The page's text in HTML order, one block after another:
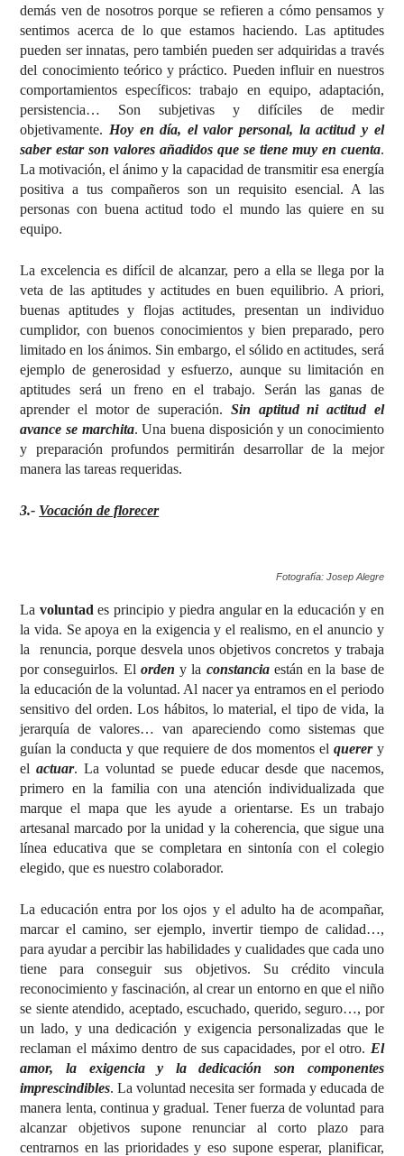
demás ven de nosotros porque se refieren a cómo pensamos y
sentimos acerca de lo que estamos haciendo. Las aptitudes
pueden ser innatas, pero también pueden ser adquiridas a través
del conocimiento teórico y práctico. Pueden influir en nuestros
comportamientos específicos: trabajo en equipo, adaptación,
persistencia… Son subjetivas y difíciles de medir
objetivamente. Hoy en día, el valor personal, la actitud y el
saber estar son valores añadidos que se tiene muy en cuenta.
La motivación, el ánimo y la capacidad de transmitir esa energía
positiva a tus compañeros son un requisito esencial. A las
personas con buena actitud todo el mundo las quiere en su
equipo.
La excelencia es difícil de alcanzar, pero a ella se llega por la
veta de las aptitudes y actitudes en buen equilibrio. A priori,
buenas aptitudes y flojas actitudes, presentan un individuo
cumplidor, con buenos conocimientos y bien preparado, pero
limitado en los ánimos. Sin embargo, el sólido en actitudes, será
ejemplo de generosidad y esfuerzo, aunque su limitación en
aptitudes será un freno en el trabajo. Serán las ganas de
aprender el motor de superación. Sin aptitud ni actitud el
avance se marchita. Una buena disposición y un conocimiento
y preparación profundos permitirán desarrollar de la mejor
manera las tareas requeridas.
3.- Vocación de florecer
Fotografía: Josep Alegre
La voluntad es principio y piedra angular en la educación y en
la vida. Se apoya en la exigencia y el realismo, en el anuncio y
la renuncia, porque desvela unos objetivos concretos y trabaja
por conseguirlos. El ordeny la constanciaestán en la base de
la educación de la voluntad. Al nacer ya entramos en el periodo
sensitivo del orden. Los hábitos, lo material, el tipo de vida, la
jerarquía de valores… van apareciendo como sistemas que
guían la conducta y que requiere de dos momentos el querery
elactuar. La voluntad se puede educar desde que nacemos,
primero en la familia con una atención individualizada que
marque el mapa que les ayude a orientarse. Es un trabajo
artesanal marcado por la unidad y la coherencia, que sigue una
línea educativa que se completara en sintonía con el colegio
elegido, que es nuestro colaborador.
La educación entra por los ojos y el adulto ha de acompañar,
marcar el camino, ser ejemplo, invertir tiempo de calidad…,
para ayudar a percibir las habilidades y cualidades que cada uno
tiene para conseguir sus objetivos. Su crédito vincula
reconocimiento y fascinación, al crear un entorno en que el niño
se siente atendido, aceptado, escuchado, querido, seguro…, por
un lado, y una dedicación y exigencia personalizadas que le
reclaman el máximo dentro de sus capacidades, por el otro. El
amor, la exigencia y la dedicación son componentes
imprescindibles. La voluntad necesita ser formada y educada de
manera lenta, continua y gradual. Tener fuerza de voluntad para
alcanzar objetivos supone renunciar al corto plazo para
centrarnos en las prioridades y eso supone esperar, planificar,